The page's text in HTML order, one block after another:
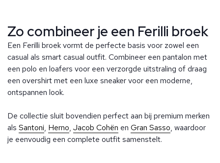
Zo combineer je een Ferilli broek
Een Ferilli broek vormt de perfecte basis voor zowel een
casual als smart casual outfit. Combineer een pantalon met
een polo en loafers voor een verzorgde uitstraling of draag
een overshirt met een luxe sneaker voor een moderne,
ontspannen look.
De collectie sluit bovendien perfect aan bij premium merken
als Santoni, Herno, Jacob Cohën en Gran Sasso, waardoor
je eenvoudig een complete outfit samenstelt.